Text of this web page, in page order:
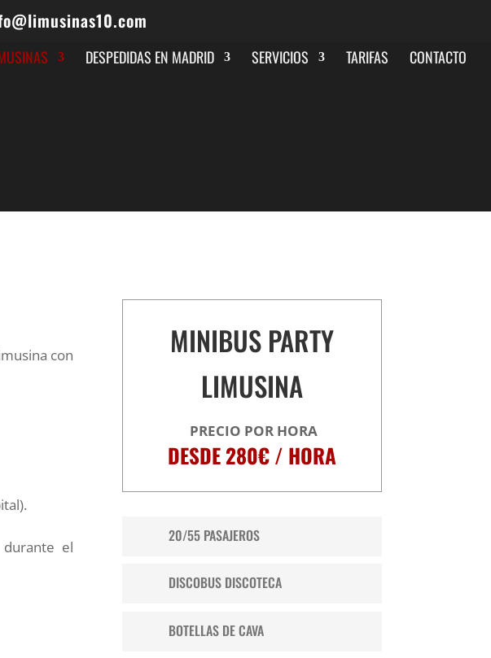
DESPEDIDAS EN MADRID SERVICIOS TARIFAS CONTACTO
con
el
MINIBUS PARTY
LIMUSINA
PRECIO POR HORA
DESDE 280€/ HORA
20/55 PASAJEROS
DISCOBUS DISCOTECA
BOTELLAS DE CAVA